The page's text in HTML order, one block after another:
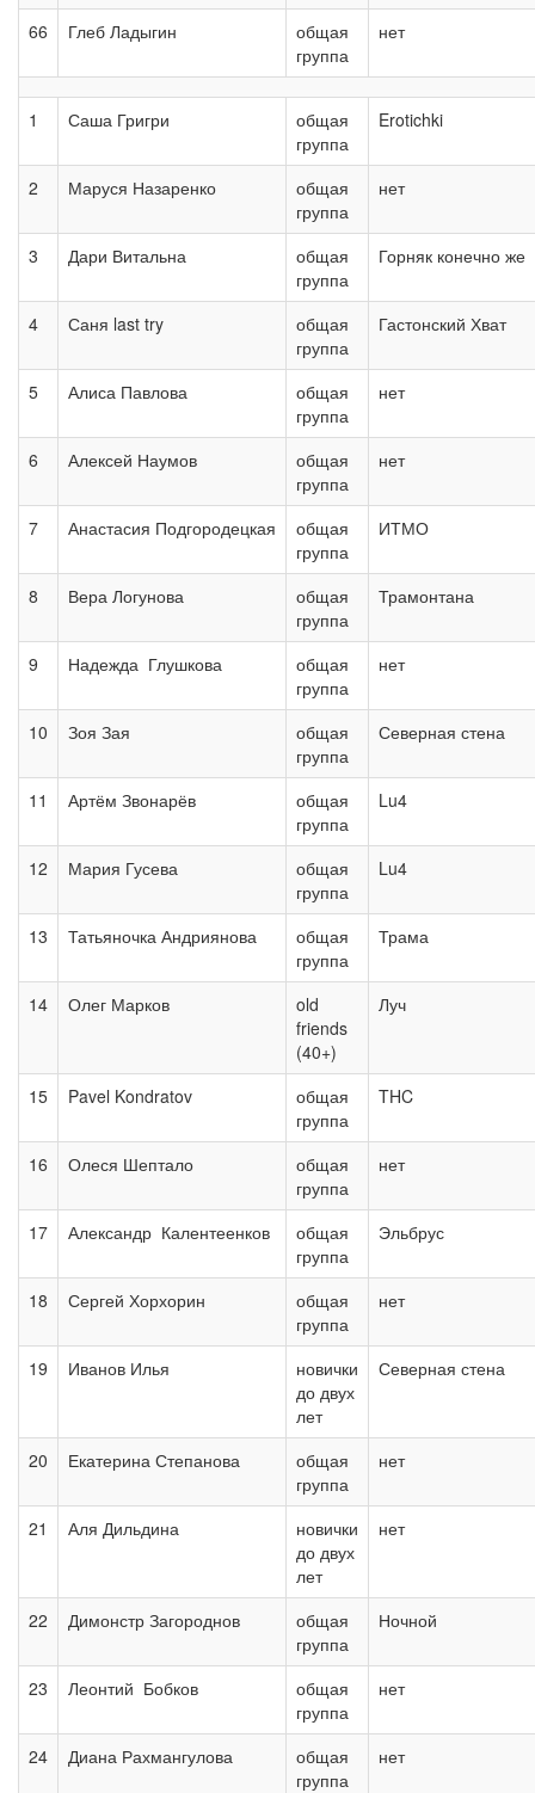
66 Глеб Ладыгин
общая
группа
нет
1 Саша Григри
общая
группа
Erotichki
2 Маруся Назаренко
общая
группа
нет
3 Дари Витальна
общая
группа
Горняк конечно же
4 Саня last try
общая
группа
Гастонский Хват
5 Алиса Павлова
общая
группа
нет
6 Алексей Наумов
общая
группа
нет
7 Анастасия Подгородецкая
общая
группа
ИТМО
8 Вера Логунова
общая
группа
Трамонтана
9 Надежда Глушкова
общая
группа
нет
10 Зоя Зая
общая
группа
Северная стена
11 Артём Звонарёв
общая
группа
Lu4
12 Мария Гусева
общая
группа
Lu4
13 Татьяночка Андриянова
общая
группа
Трама
14 Олег Марков
old
friends
(40+)
Луч
15 Pavel Kondratov
общая
группа
THC
16 Олеся Шептало
общая
группа
нет
17 Александр Калентеенков
общая
группа
Эльбрус
18 Сергей Хорхорин
общая
группа
нет
19 Иванов Илья
новички
до двух
лет
Северная стена
20 Екатерина Степанова
общая
группа
нет
21 Аля Дильдина
новички
до двух
лет
нет
22 Димонстр Загороднов
общая
группа
Ночной
23 Леонтий Бобков
общая
группа
нет
24 Диана Рахмангулова
общая
группа
нет